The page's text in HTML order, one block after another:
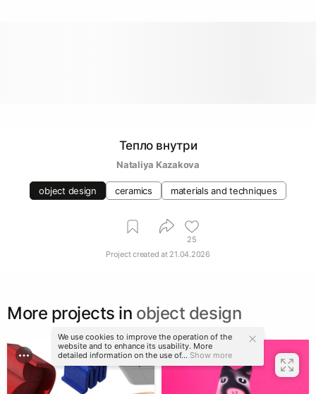
Тепло внутри
Nataliya Kazakova
object design ceramics materials and techniques
25
Project created at 21.04.2026
More projects in object design
We use cookies to improve the operation of the
website and to enhance its usability. More
detailed information on the use of... Show more